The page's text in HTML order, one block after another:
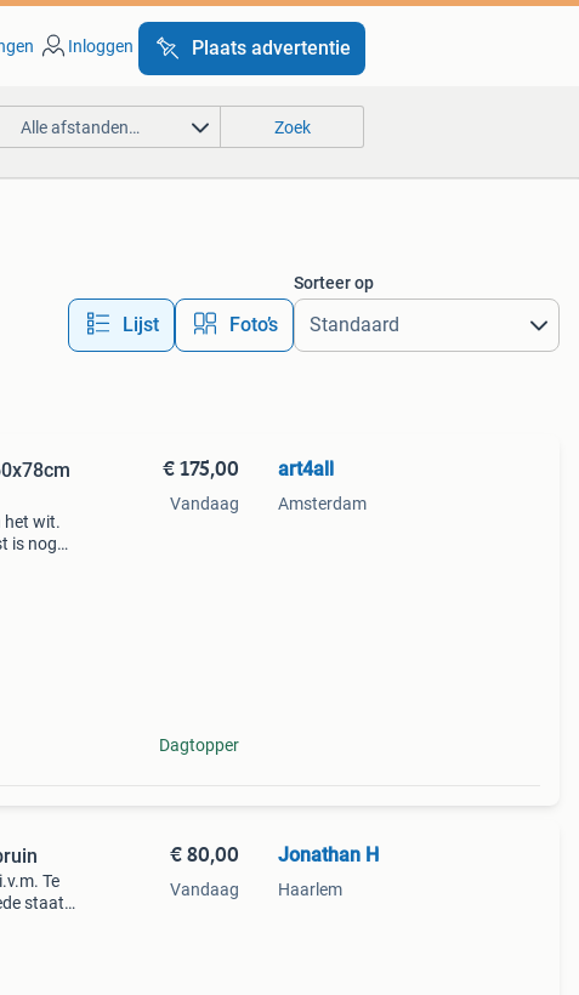
Inloggen Plaats advertentie
Alle afstanden… Zoek
Lijst Foto’s
Sorteer op
het wit.
is nog
€ 175,00
Vandaag
Dagtopper
art4all
Amsterdam
Te
staat
€ 80,00
Vandaag
Jonathan H
Haarlem